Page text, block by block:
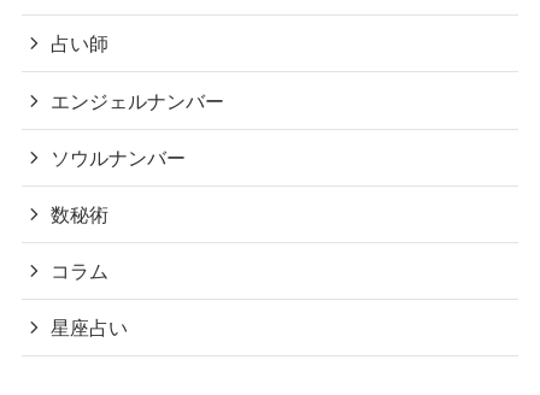
占い師
エンジェルナンバー
ソウルナンバー
数秘術
コラム
星座占い